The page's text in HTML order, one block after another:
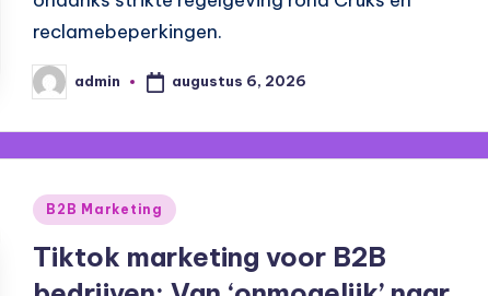
reclamebeperkingen.
Geplaatst
door
admin augustus 6, 2026
Geplaatst
B2B Marketing
Tiktok marketing voor B2B